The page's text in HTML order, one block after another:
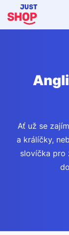
Ať už se
a králíčky,
slovíčka pro